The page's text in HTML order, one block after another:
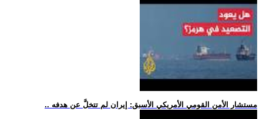
.. مستشار الأمن القومي الأمريكي الأسبق: إيران لم تتخلَّ عن هدفه